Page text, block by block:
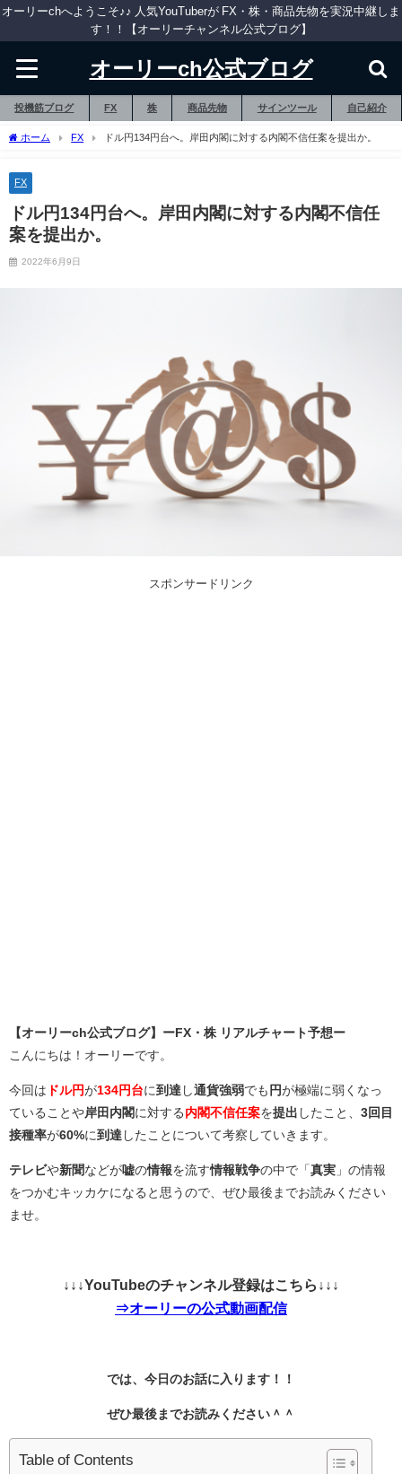
オーリーchへようこそ♪♪ 人気YouTuberが FX・株・商品先物を実況中継しま
す！！【オーリーチャンネル公式ブログ】
オーリーch公式ブログ
投機筋ブログ FX 株 商品先物 サインツール 自己紹介
ホーム FX ドル円134円台へ。岸田内閣に対する内閣不信任案を提出か。
FX
ドル円134円台へ。岸田内閣に対する内閣不信任
案を提出か。
2022年6月9日
スポンサードリンク
【オーリーch公式ブログ】ーFX・株 リアルチャート予想ー
こんにちは！オーリーです。
今回は ドル円が134円台に到達 し通貨強弱でも 円が極端に弱くなっ
ていることや岸田内閣に対する 内閣不信任案を提出 したこと、 3回目
接種率が60%に到達 したことについて考察していきます。
テレビや新聞などが嘘の情報を流す情報戦争の中で「 真実 」の情報
をつかむキッカケになると思うので、ぜひ最後までお読みください
ませ。
↓↓↓YouTubeのチャンネル登録はこちら↓↓↓
⇒オーリーの公式動画配信
では、今日のお話に入ります！！
ぜひ最後までお読みください＾＾
Table of Contents